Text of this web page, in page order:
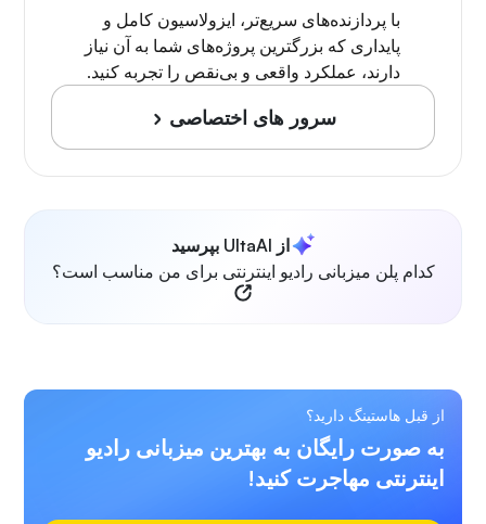
با پردازنده‌های سریع‌تر، ایزولاسیون کامل و
پایداری که بزرگترین پروژه‌های شما به آن نیاز
دارند، عملکرد واقعی و بی‌نقص را تجربه کنید.
سرور های اختصاصی
از UltaAI بپرسید
کدام پلن میزبانی رادیو اینترنتی برای من مناسب است؟
از قبل هاستینگ دارید؟
به صورت رایگان به بهترین میزبانی رادیو
اینترنتی مهاجرت کنید!